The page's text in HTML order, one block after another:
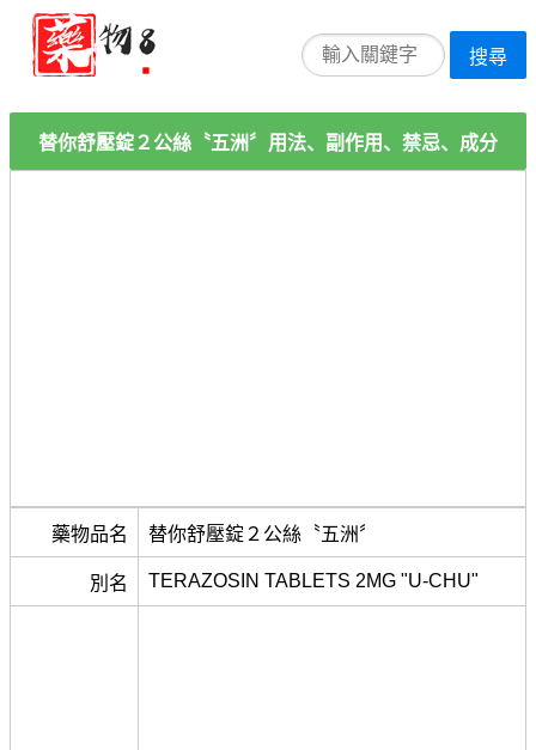
搜尋
替你舒壓錠２公絲〝五洲〞用法、副作用、禁忌、成分
藥物品名 替你舒壓錠２公絲〝五洲〞
別名 TERAZOSIN TABLETS 2MG "U-CHU"